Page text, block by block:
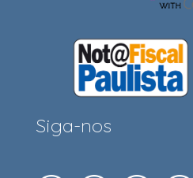
Siga-nos